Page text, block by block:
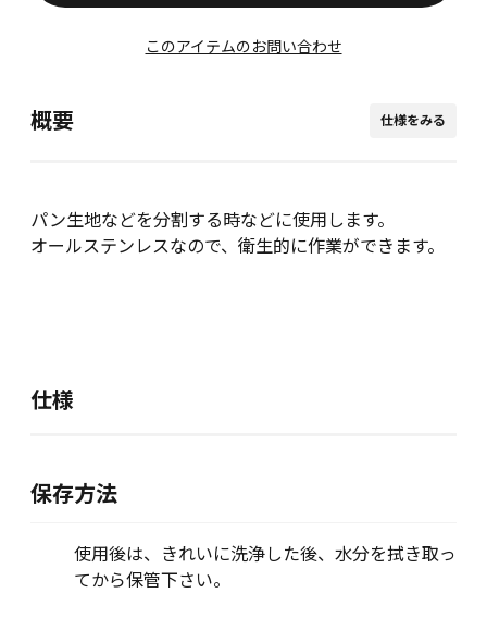
このアイテムのお問い合わせ
概要 仕様をみる
パン生地などを分割する時などに使用します。
オールステンレスなので、衛生的に作業ができます。
仕様
保存方法
使用後は、きれいに洗浄した後、水分を拭き取っ
てから保管下さい。